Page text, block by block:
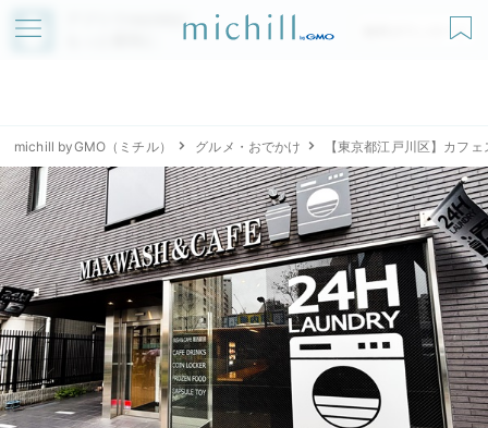
アプリでmichillが
無料ダウンロード
michill byGMO（ミチル） グルメ・おでかけ 【東京都江戸川区】カフ